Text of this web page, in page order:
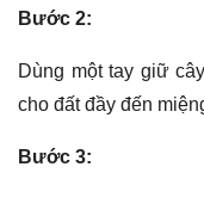
Bước 2:
Dùng một tay giữ
cho đất đầy đến
Bước 3: